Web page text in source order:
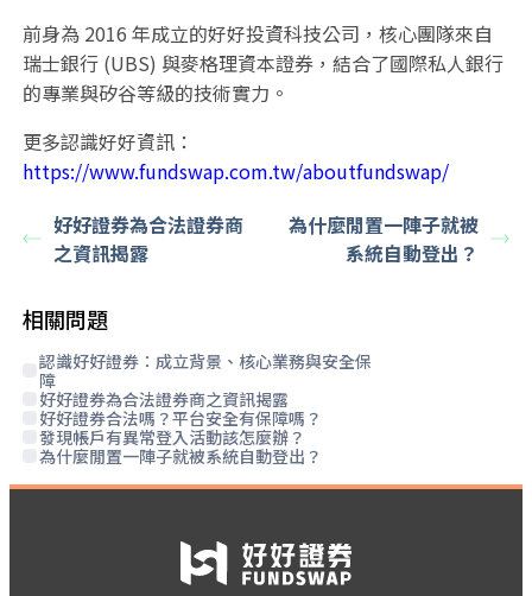
前身為 2016 年成立的好好投資科技公司，核心團隊來自
瑞士銀行 (UBS) 與麥格理資本證券，結合了國際私人銀行
的專業與矽谷等級的技術實力。
更多認識好好資訊：
https://www.fundswap.com.tw/aboutfundswap/
好好證券為合法證券商
之資訊揭露
為什麼閒置一陣子就被
系統自動登出？
相關問題
認識好好證券：成立背景、核心業務與安全保
障
好好證券為合法證券商之資訊揭露
好好證券合法嗎？平台安全有保障嗎？
發現帳戶有異常登入活動該怎麼辦？
為什麼閒置一陣子就被系統自動登出？